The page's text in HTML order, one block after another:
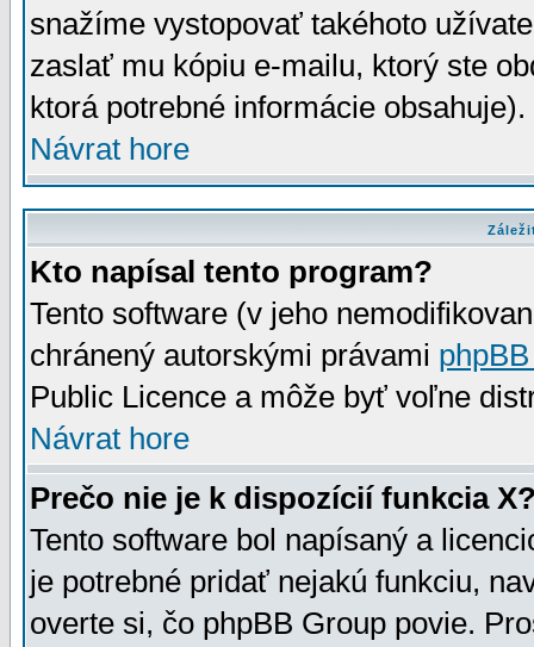
snažíme vystopovať takéhoto
zaslať mu kópiu e-mailu, ktorý ste
ktorá potrebné informácie
Návrat hore
Kto napísal tento program?
Tento software (v jeho
chránený autorskými právami
Public Licence a môže byť voľne
Návrat hore
Prečo nie je k dispozícií funkcia
Tento software bol napísaný a
je potrebné pridať nejakú funkciu,
overte si, čo phpBB Group povie.